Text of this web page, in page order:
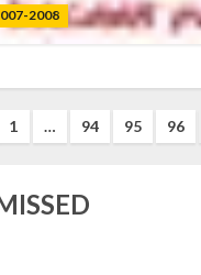
2008
1 … 94 95 96